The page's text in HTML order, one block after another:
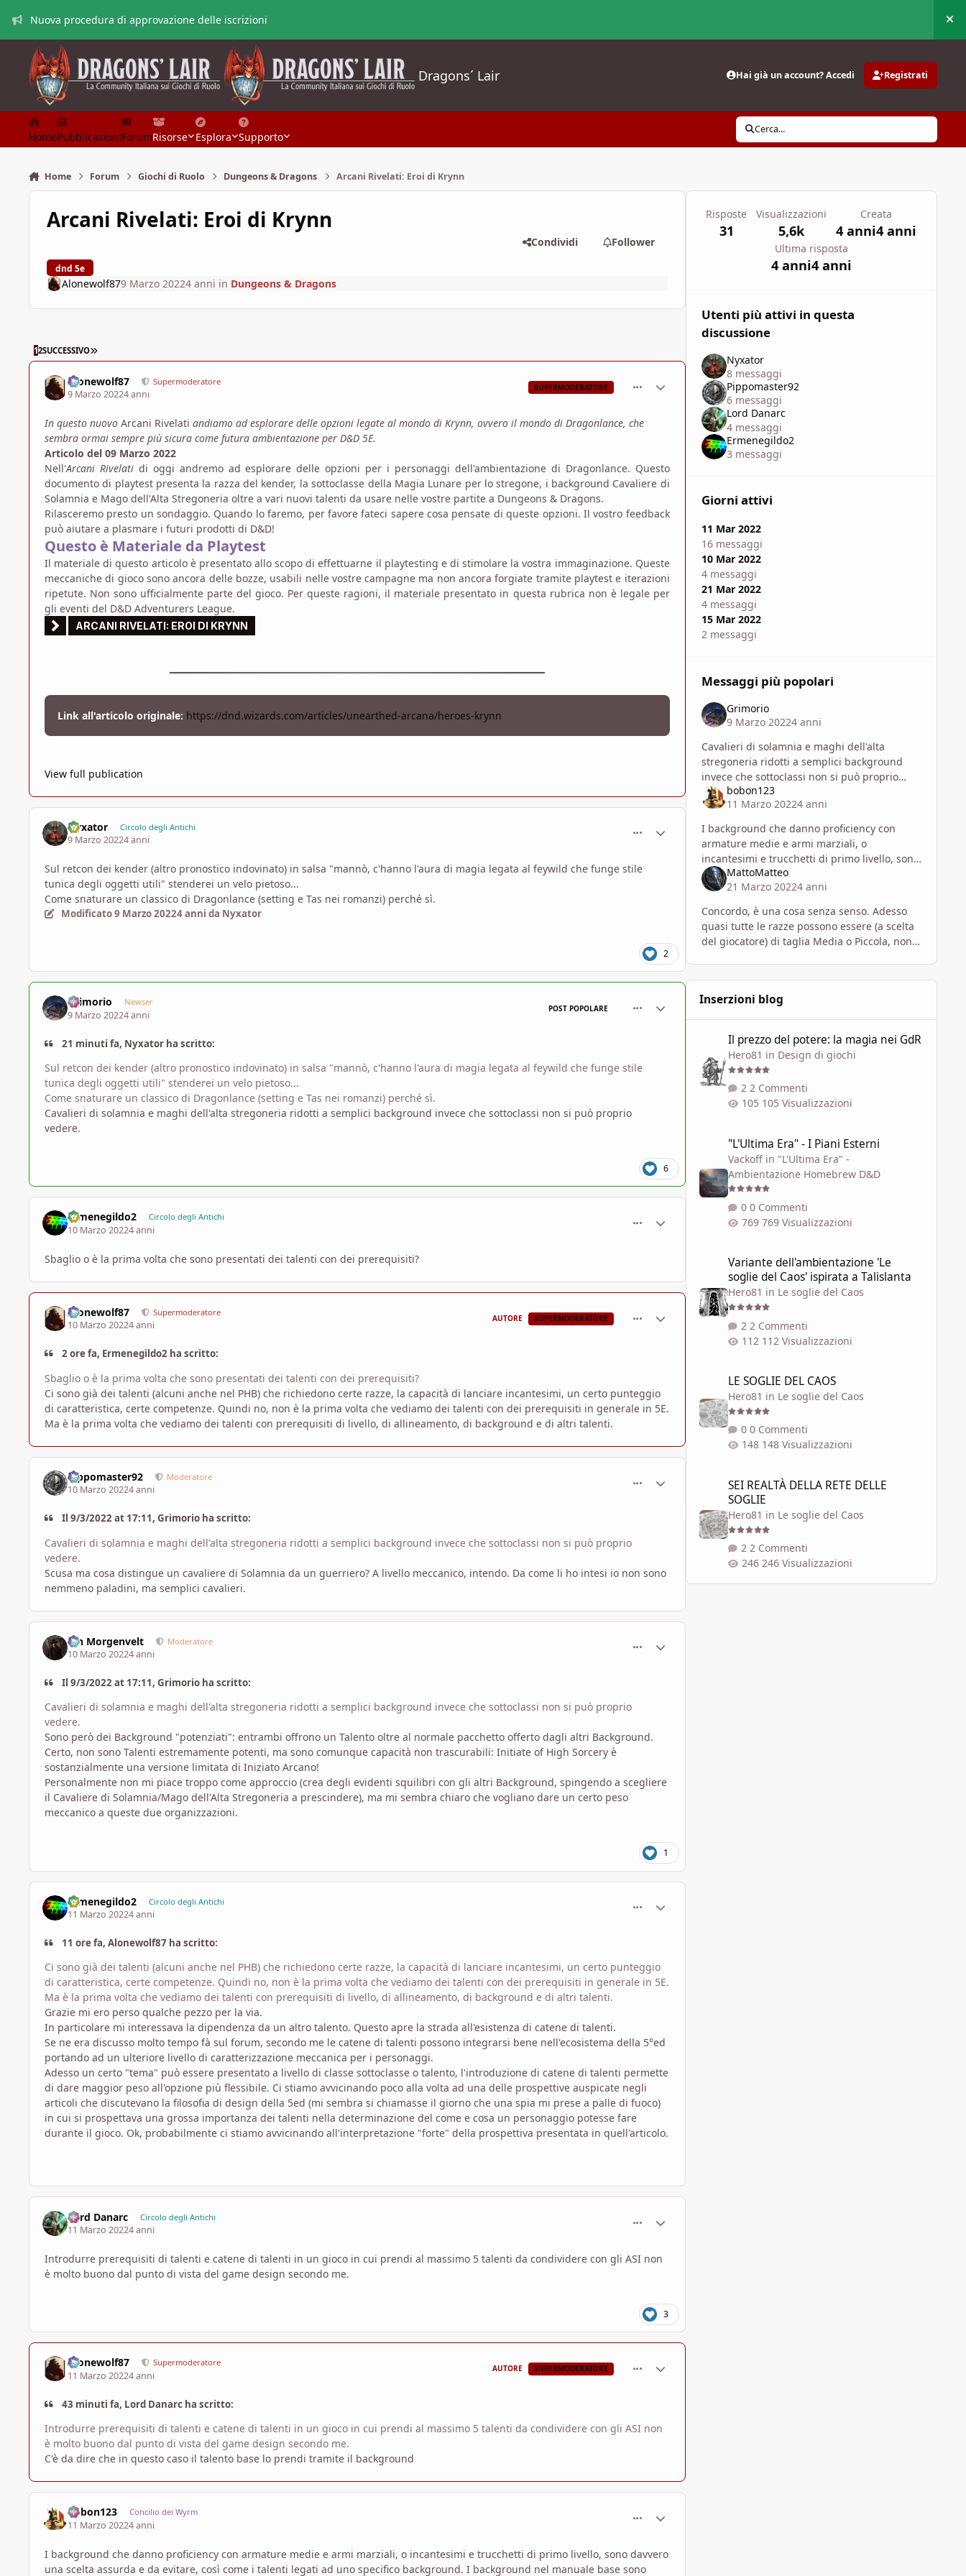
Nuova procedura di approvazione delle iscrizioni
Dragons´ Lair Hai già un account? Accedi Registrati
HomePubblicazioniForumRisorse Esplora Supporto
Cerca...
Home Forum Giochi di Ruolo Dungeons & Dragons Arcani Rivelati: Eroi di Krynn
Arcani Rivelati: Eroi di Krynn
dnd 5e
Condividi Follower
Alonewolf879 Marzo 20224 anni in Dungeons & Dragons
12SUCCESSIVO ULTIMA PAGINA
Alonewolf87 Supermoderatore
9 Marzo 20224 anni
SUPERMODERATORE comment_1796752
Statistiche Autore
In questo nuovo Arcani Rivelati andiamo ad esplorare delle opzioni legate al mondo di Krynn, ovvero il mondo di Dragonlance, che
sembra ormai sempre più sicura come futura ambientazione per D&D 5E.
Articolo del 09 Marzo 2022
Nell'Arcani Rivelatidi oggi andremo ad esplorare delle opzioni per i personaggi dell'ambientazione di Dragonlance. Questo
documento di playtest presenta la razza del kender, la sottoclasse della Magia Lunare per lo stregone, i background Cavaliere di
Solamnia e Mago dell'Alta Stregoneria oltre a vari nuovi talenti da usare nelle vostre partite a Dungeons & Dragons.
Rilasceremo presto un sondaggio. Quando lo faremo, per favore fateci sapere cosa pensate di queste opzioni. Il vostro feedback
può aiutare a plasmare i futuri prodotti di D&D!
Questo è Materiale da Playtest
Il materiale di questo articolo è presentato allo scopo di effettuarne il playtesting e di stimolare la vostra immaginazione. Queste
meccaniche di gioco sono ancora delle bozze, usabili nelle vostre campagne ma non ancora forgiate tramite playtest e iterazioni
ripetute. Non sono ufficialmente parte del gioco. Per queste ragioni, il materiale presentato in questa rubrica non è legale per
gli eventi del D&D Adventurers League.
ARCANI RIVELATI: EROI DI KRYNN
Link all'articolo originale: https://dnd.wizards.com/articles/unearthed-arcana/heroes-krynn
View full publication
Nyxator Circolo degli Antichi
9 Marzo 20224 anni
comment_1796792
Statistiche Autore
Sul retcon dei kender (altro pronostico indovinato) in salsa "mannò, c'hanno l'aura di magia legata al feywild che funge stile
tunica degli oggetti utili" stenderei un velo pietoso...
Come snaturare un classico di Dragonlance (setting e Tas nei romanzi) perché sì.
Modificato9 Marzo 20224 anni da Nyxator
2
Grimorio Newser
9 Marzo 20224 anni
POST POPOLARE comment_1796797
Statistiche Autore
21 minuti fa, Nyxator ha scritto:
Sul retcon dei kender (altro pronostico indovinato) in salsa "mannò, c'hanno l'aura di magia legata al feywild che funge stile
tunica degli oggetti utili" stenderei un velo pietoso...
Come snaturare un classico di Dragonlance (setting e Tas nei romanzi) perché sì.
Cavalieri di solamnia e maghi dell'alta stregoneria ridotti a semplici background invece che sottoclassi non si può proprio
vedere.
6
Ermenegildo2 Circolo degli Antichi
10 Marzo 20224 anni
Statistiche Autore
Sbaglio o è la prima volta che sono presentati dei talenti con dei prerequisiti?
Alonewolf87 Supermoderatore
10 Marzo 20224 anni
AUTORE SUPERMODERATORE comment_1797024
Statistiche Autore
2 ore fa, Ermenegildo2 ha scritto:
Sbaglio o è la prima volta che sono presentati dei talenti con dei prerequisiti?
Ci sono già dei talenti (alcuni anche nel PHB) che richiedono certe razze, la capacità di lanciare incantesimi, un certo punteggio
di caratteristica, certe competenze. Quindi no, non è la prima volta che vediamo dei talenti con dei prerequisiti in generale in 5E.
Ma è la prima volta che vediamo dei talenti con prerequisiti di livello, di allineamento, di background e di altri talenti.
Pippomaster92 Moderatore
10 Marzo 20224 anni
Statistiche Autore
Il 9/3/2022 at 17:11, Grimorio ha scritto:
Cavalieri di solamnia e maghi dell'alta stregoneria ridotti a semplici background invece che sottoclassi non si può proprio
vedere.
Scusa ma cosa distingue un cavaliere di Solamnia da un guerriero? A livello meccanico, intendo. Da come li ho intesi io non sono
nemmeno paladini, ma semplici cavalieri.
Ian Morgenvelt Moderatore
10 Marzo 20224 anni
Il 9/3/2022 at 17:11, Grimorio ha scritto:
Cavalieri di solamnia e maghi dell'alta stregoneria ridotti a semplici background invece che sottoclassi non si può proprio
vedere.
Sono però dei Background "potenziati": entrambi offrono un Talento oltre al normale pacchetto offerto dagli altri Background.
Certo, non sono Talenti estremamente potenti, ma sono comunque capacità non trascurabili: Initiate of High Sorcery è
sostanzialmente una versione limitata di Iniziato Arcano!
Personalmente non mi piace troppo come approccio (crea degli evidenti squilibri con gli altri Background, spingendo a scegliere
il Cavaliere di Solamnia/Mago dell'Alta Stregoneria a prescindere), ma mi sembra chiaro che vogliano dare un certo peso
meccanico a queste due organizzazioni.
1
Ermenegildo2 Circolo degli Antichi
11 Marzo 20224 anni
11 ore fa, Alonewolf87 ha scritto:
Ci sono già dei talenti (alcuni anche nel PHB) che richiedono certe razze, la capacità di lanciare incantesimi, un certo punteggio
di caratteristica, certe competenze. Quindi no, non è la prima volta che vediamo dei talenti con dei prerequisiti in generale in 5E.
Ma è la prima volta che vediamo dei talenti con prerequisiti di livello, di allineamento, di background e di altri talenti.
Grazie mi ero perso qualche pezzo per la via.
In particolare mi interessava la dipendenza da un altro talento. Questo apre la strada all'esistenza di catene di talenti.
Se ne era discusso molto tempo fà sul forum, secondo me le catene di talenti possono integrarsi bene nell'ecosistema della 5°ed
portando ad un ulteriore livello di caratterizzazione meccanica per i personaggi.
Adesso un certo "tema" può essere presentato a livello di classe sottoclasse o talento, l'introduzione di catene di talenti permette
di dare maggior peso all'opzione più flessibile. Ci stiamo avvicinando poco alla volta ad una delle prospettive auspicate negli
articoli che discutevano la filosofia di design della 5ed (mi sembra si chiamasse il giorno che una spia mi prese a palle di fuoco)
in cui si prospettava una grossa importanza dei talenti nella determinazione del come e cosa un personaggio potesse fare
durante il gioco. Ok, probabilmente ci stiamo avvicinando all'interpretazione "forte" della prospettiva presentata in quell'articolo.
Lord Danarc Circolo degli Antichi
11 Marzo 20224 anni
Introdurre prerequisiti di talenti e catene di talenti in un gioco in cui prendi al massimo 5 talenti da condividere con gli ASI non
è molto buono dal punto di vista del game design secondo me.
3
Alonewolf87 Supermoderatore
11 Marzo 20224 anni
AUTORE SUPERMODERATORE
43 minuti fa, Lord Danarc ha scritto:
Introdurre prerequisiti di talenti e catene di talenti in un gioco in cui prendi al massimo 5 talenti da condividere con gli ASI non
è molto buono dal punto di vista del game design secondo me.
C'è da dire che in questo caso il talento base lo prendi tramite il background
bobon123 Concilio dei Wyrm
11 Marzo 20224 anni
I background che danno proficiency con armature medie e armi marziali, o incantesimi e trucchetti di primo livello, sono davvero
una scelta assurda e da evitare, così come i talenti legati ad uno specifico background. I background nel manuale base sono
Risposte
31
Visualizzazioni
5,6k
Creata
4 anni4 anni
Ultima risposta
4 anni4 anni
Utenti più attivi in questa
discussione
Nyxator
8 messaggi
Pippomaster92
6 messaggi
Lord Danarc
4 messaggi
Ermenegildo2
3 messaggi
Giorni attivi
11 Mar 2022
16 messaggi
10 Mar 2022
4 messaggi
21 Mar 2022
4 messaggi
15 Mar 2022
2 messaggi
Messaggi più popolari
Grimorio
9 Marzo 20224 anni
Cavalieri di solamnia e maghi dell'alta
stregoneria ridotti a semplici background
invece che sottoclassi non si può proprio
vedere.bobon123
11 Marzo 20224 anni
I background che danno proficiency con
armature medie e armi marziali, o
incantesimi e trucchetti di primo livello, sono
davvero una scelta assurda e da evitare, così
come i talenti legati ad uno spec
MattoMatteo
21 Marzo 20224 anni
Concordo, è una cosa senza senso. Adesso
quasi tutte le razze possono essere (a scelta
del giocatore) di taglia Media o Piccola, non
Inserzioni blog
Il prezzo del potere: la magia nei GdR
Hero81 in Design di giochi
2 Commenti
105 Visualizzazioni
"L'Ultima Era" - I Piani Esterni
Vackoffin "L'Ultima Era" -
Ambientazione Homebrew D&D
0 Commenti
769 Visualizzazioni
Variante dell'ambientazione 'Le
soglie del Caos' ispirata a Talislanta
Hero81 in Le soglie del Caos
2 Commenti
112 Visualizzazioni
LE SOGLIE DEL CAOS
Hero81 in Le soglie del Caos
0 Commenti
148 Visualizzazioni
SEI REALTÀ DELLA RETE DELLE
SOGLIE
Hero81 in Le soglie del Caos
2 Commenti
246 Visualizzazioni